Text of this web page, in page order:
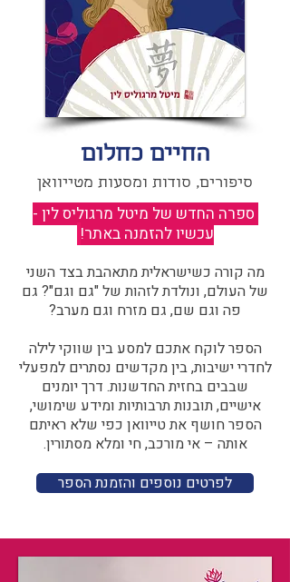
החיים כחלום
סיפורים, סודות ומסעות מטייוואן
ספרה החדש של מיטל מרגוליס לין -
עכשיו להזמנה באתר!
מה קורה כשישראלית מתאהבת בצד השני
של העולם, ונולדת לזהות של "גם וגם"? גם
פה וגם שם, גם מזרח וגם מערב?​​
הספר לוקח אתכם למסע בין שווקי לילה
לחדרי ישיבות, בין מקדשים נסתרים למפעלי
שבבים בחזית החדשנות. דרך יומנים
אישיים, תובנות תרבותיות ומידע שימושי,
הספר חושף את טייוואן כפי שלא ראיתם
אותה – אי מורכב, חי ומלא מסתורין.
לפרטים נוספים והזמנת הספר